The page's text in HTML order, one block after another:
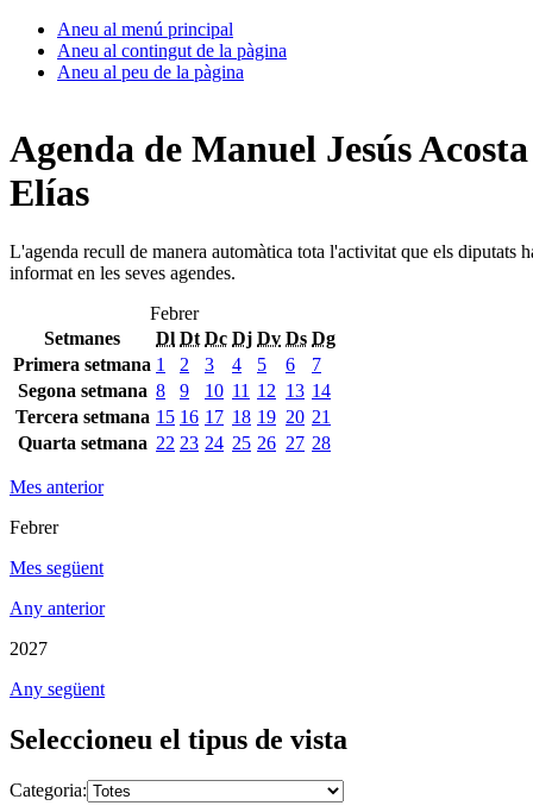
Aneu al menú principal
Aneu al contingut de la pàgina
Aneu al peu de la pàgina
Agenda de Manuel Jesús Acosta
Elías
L'agenda recull de manera automàtica tota l'activitat que els diputats
informat en les seves agendes.
Febrer
Setmanes
Dl Dt Dc Dj Dv Ds Dg
Primera setmana 1 2 3 4 5 6
7
Segona setmana 8 9 10 11 12 13 14
Tercera setmana 15 16 17 18 19 20 21
Quarta setmana 22 23 24 25 26 27 28
Mes anterior
Febrer
Mes següent
Any anterior
2027
Any següent
Seleccioneu el tipus de vista
Categoria: